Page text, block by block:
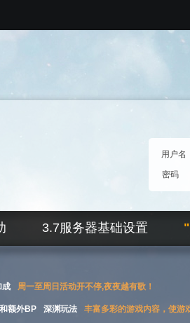
用户名
密码
3.7服务器基础设置
周一至周日活动开不停,夜夜越有歌！
额外BP 深渊玩法 丰富多彩的游戏内容，使游